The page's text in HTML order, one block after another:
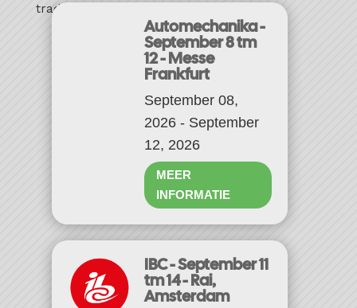
trade fairs.
Automechanika -
September 8 tm
12 - Messe
Frankfurt
September 08,
2026 - September
12, 2026
MEER
INFORMATIE
IBC - September 11
tm 14 - Rai,
Amsterdam